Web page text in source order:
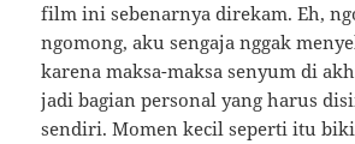
film ini sebenarnya direkam. Eh,
ngomong, aku sengaja nggak
karena maksa-maksa senyum di
jadi bagian personal yang harus
sendiri. Momen kecil seperti itu